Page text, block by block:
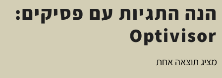
הנה התגיות עם פסיקים:
Optivisor
מציג תוצאה אחת